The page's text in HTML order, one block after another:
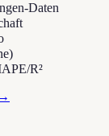
Daten
R²
→